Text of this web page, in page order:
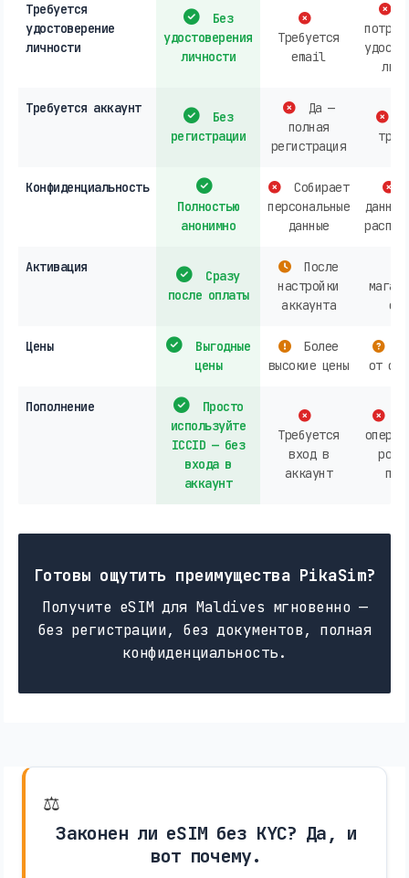
Требуется
удостоверение
личности
Без
удостоверения
личности
Требуется
email
Требуется аккаунт
Без
регистрации
Да —
полная
регистрация
Конфиденциальность
Полностью
анонимно
Собирает
персональные
данные
Активация
Сразу
после оплаты
После
настройки
аккаунта
Цены
Выгодные
цены
Более
высокие цены
от
Пополнение
Просто
используйте
ICCID — без
входа в
аккаунт
Требуется
вход в
аккаунт
Готовы ощутить преимущества PikaSim?
Получите eSIM для Maldives мгновенно —
без регистрации, без документов, полная
конфиденциальность.
⚖️
Законен ли eSIM без KYC? Да, и
вот почему.